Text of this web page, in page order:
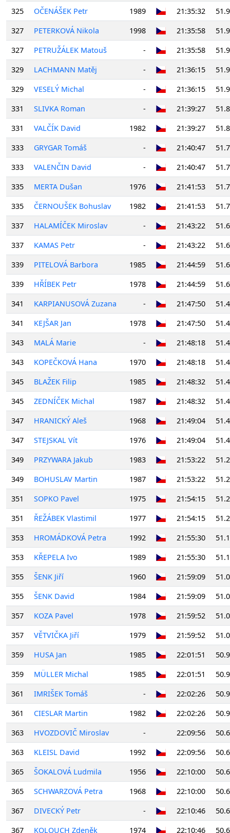
325
OČENÁŠEK Petr 1989 21:35:32
327
PETERKOVÁ Nikola 1998 21:35:58
327
PETRUŽÁLEK Matouš - 21:35:58
329
LACHMANN Matěj - 21:36:15
329
VESELÝ Michal - 21:36:15
331
SLIVKA Roman - 21:39:27
331
VALČÍK David 1982 21:39:27
333
GRYGAR Tomáš - 21:40:47
333
VALENČIN David - 21:40:47
335
MERTA Dušan 1976 21:41:53
335
ČERNOUŠEK Bohuslav 1982 21:41:53
337
HALAMÍČEK Miroslav - 21:43:22
337
KAMAS Petr - 21:43:22
339
PITELOVÁ Barbora 1985 21:44:59
339
HŘÍBEK Petr 1978 21:44:59
341
KARPIANUSOVÁ Zuzana - 21:47:50
341
KEJŠAR Jan 1978 21:47:50
343
MALÁ Marie - 21:48:18
343
KOPEČKOVÁ Hana 1970 21:48:18
345
BLAŽEK Filip 1985 21:48:32
345
ZEDNÍČEK Michal 1987 21:48:32
347
HRANICKÝ Aleš 1968 21:49:04
347
STEJSKAL Vít 1976 21:49:04
349
PRZYWARA Jakub 1983 21:53:22
349
BOHUSLAV Martin 1987 21:53:22
351
SOPKO Pavel 1975 21:54:15
351
ŘEŽÁBEK Vlastimil 1977 21:54:15
353
HROMÁDKOVÁ Petra 1992 21:55:30
353
KŘEPELA Ivo 1989 21:55:30
355
ŠENK Jiří 1960 21:59:09
355
ŠENK David 1984 21:59:09
357
KOZA Pavel 1978 21:59:52
357
VĚTVIČKA Jiří 1979 21:59:52
359
HUSA Jan 1985 22:01:51
359
MÜLLER Michal 1985 22:01:51
361
IMRIŠEK Tomáš - 22:02:26
361
CIESLAR Martin 1982 22:02:26
363
HVOZDOVIČ Miroslav - 22:09:56
363
KLEISL David 1992 22:09:56
365
ŠOKALOVÁ Ludmila 1956 22:10:00
365
SCHWARZOVÁ Petra 1968 22:10:00
367
DIVECKÝ Petr - 22:10:46
367
KOLOUCH Zdeněk 1974 22:10:46